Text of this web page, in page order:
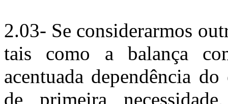
2.03- Se considerarmos
tais como a balança
acentuada dependência
de primeira